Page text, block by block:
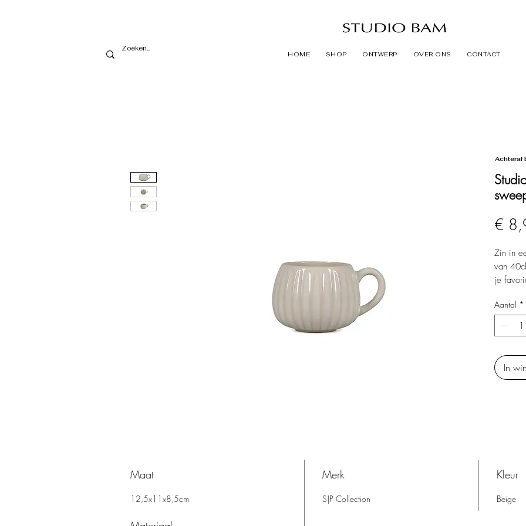
HOME SHOP ONTWERP OVER ONS CONTACT
€
Zin in
van
je
en de
terwijl
Aantal *
In
Maat
12,5x11x8,5cm
Merk
S|P Collection
Kleur
Beige
Achteraf